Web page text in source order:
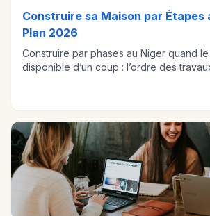
Construire sa Maison par Étapes
Plan 2026
Construire par phases au Niger quand
disponible d’un coup : l’ordre des